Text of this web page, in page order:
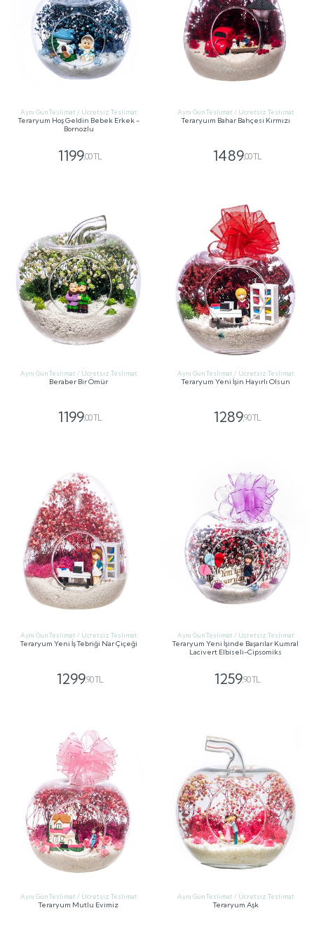
Aynı Gün Teslimat / Ücretsiz Teslimat
Teraryum Hoş Geldin Bebek Erkek -
Bornozlu
1199,00 TL
Aynı Gün Teslimat / Ücretsiz Teslimat
Teraryuım Bahar Bahçesi Kırmızı
1489,00 TL
Aynı Gün Teslimat / Ücretsiz Teslimat
Beraber Bir Ömür
1199,00 TL
Aynı Gün Teslimat / Ücretsiz Teslimat
Teraryum Yeni İşin Hayırlı Olsun
1289,90 TL
Aynı Gün Teslimat / Ücretsiz Teslimat
Teraryum Yeni İş Tebriği Nar Çiçeği
1299,90 TL
Aynı Gün Teslimat / Ücretsiz Teslimat
Teraryum Yeni İşinde Başarılar Kumral
Lacivert Elbiseli-Cipsomiks
1259,90 TL
Aynı Gün Teslimat / Ücretsiz Teslimat
Teraryum Mutlu Evimiz
Aynı Gün Teslimat / Ücretsiz Teslimat
Teraryum Aşk